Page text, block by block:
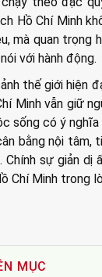
Hồ Chí Minh
mà quan trọng
với hành động.
thế giới hiện
Minh vẫn giữ
sống có ý
bằng nội tâm,
Chính sự giản
Chí Minh trong
MỤC